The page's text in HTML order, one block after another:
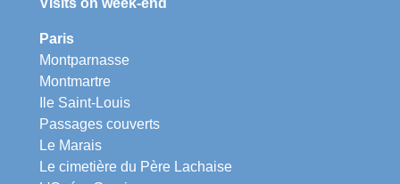
Visits on week-end
Paris
Montparnasse
Montmartre
Ile Saint-Louis
Passages couverts
Le Marais
Le cimetière du Père Lachaise